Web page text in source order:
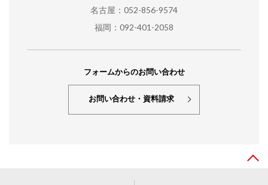
名古屋：052-856-9574
福岡：092-401-2058
フォームからのお問い合わせ
お問い合わせ・資料請求